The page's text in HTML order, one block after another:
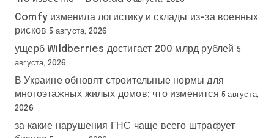
Comfy изменила логистику и склады из-за военных
рисков 5 августа, 2026
ущерб Wildberries достигает 200 млрд рублей 5
августа, 2026
В Украине обновят строительные нормы для
многоэтажных жилых домов: что изменится 5 августа,
2026
за какие нарушения ГНС чаще всего штрафует